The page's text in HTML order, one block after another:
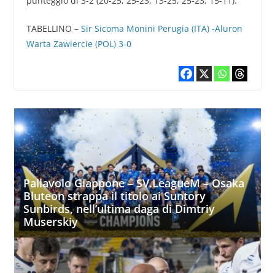
TABELLINO – Sir Sicoma Monini Perugia (ITA) -Aluron
Warta Zawiercie (POL) 3-0
Pallavolo Giappone – SV.LeagueM – Osaka
Bluteon strappa il titolo ai Suntory
Sunbirds, nell’ultima daga di Dimtriy
Muserskiy